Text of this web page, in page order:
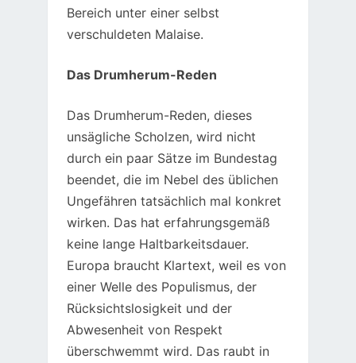
Bereich unter einer selbst
verschuldeten Malaise.
Das Drumherum-Reden
Das Drumherum-Reden, dieses
unsägliche Scholzen, wird nicht
durch ein paar Sätze im Bundestag
beendet, die im Nebel des üblichen
Ungefähren tatsächlich mal konkret
wirken. Das hat erfahrungsgemäß
keine lange Haltbarkeitsdauer.
Europa braucht Klartext, weil es von
einer Welle des Populismus, der
Rücksichtslosigkeit und der
Abwesenheit von Respekt
überschwemmt wird. Das raubt in